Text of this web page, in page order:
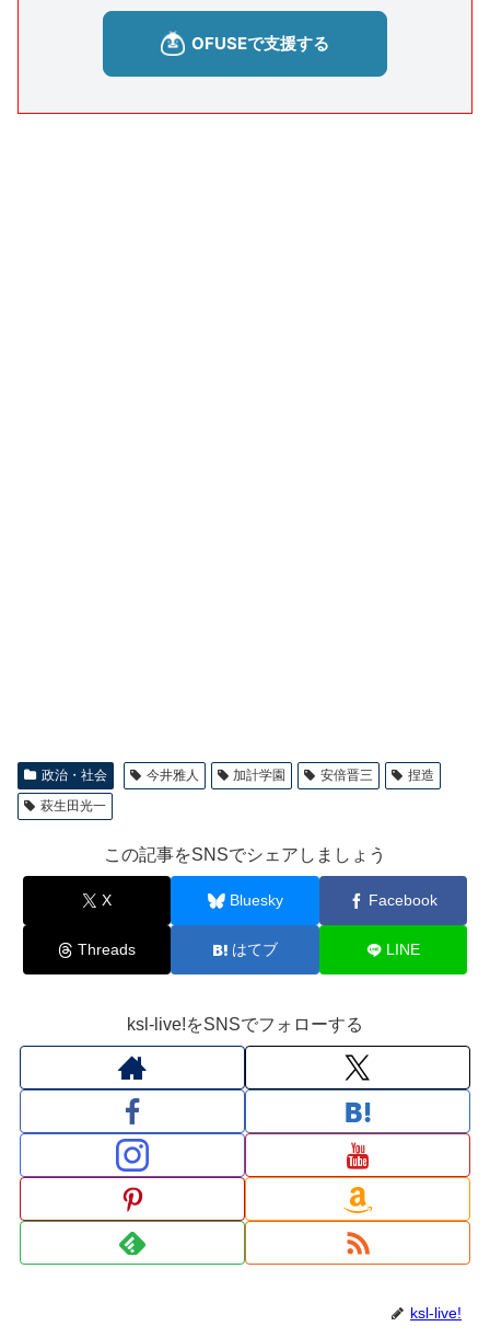
政治・社会 今井雅人 加計学園 安倍晋三
捏造
萩生田光一
この記事をSNSでシェアしましょう
X Bluesky Facebook
Threads はてブ LINE
ksl-live!をSNSでフォローする
ksl-live!